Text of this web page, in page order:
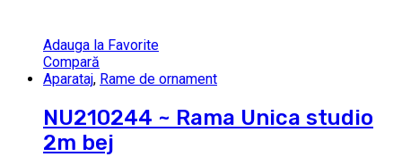
Adauga la Favorite
Compară
Aparataj, Rame de ornament
NU210244 ~ Rama Unica studio
2m bej